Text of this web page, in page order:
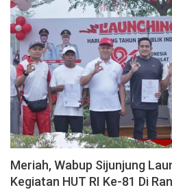
Meriah, Wabup Sijunjung
Kegiatan HUT RI Ke-81 Di